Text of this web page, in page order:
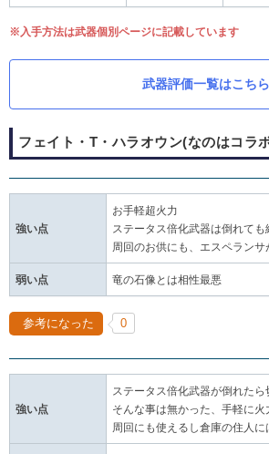
※入手方法は武器個別ページに記載しています
武器評価一覧はこちら
フェイト・T・ハラオウン(なのはコラ
強い点
お手軽超火力
ステータス倍化武器は倒れても
周回のお供にも、エスペランサ
弱い点 竜の石像とは相性最悪
参考になった 0
強い点
ステータス倍化武器が倒れた
そんな事は無かった、手軽に火
周回にも使えるし倉庫の住人に